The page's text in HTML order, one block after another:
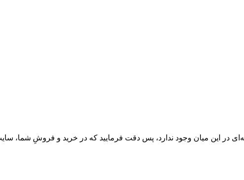
در این میان وجود ندارد، پس دقت فرمایید که در خرید و فروشِ شما، سایت